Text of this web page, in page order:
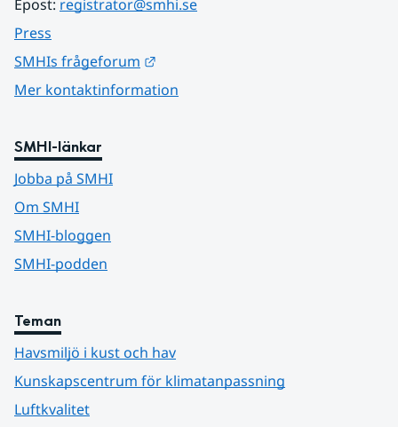
Epost: registrator@smhi.se
Press
SMHIs frågeforum
Mer kontaktinformation
SMHI-länkar
Jobba på SMHI
Om SMHI
SMHI-bloggen
SMHI-podden
Teman
Havsmiljö i kust och hav
Kunskapscentrum för klimatanpassning
Luftkvalitet